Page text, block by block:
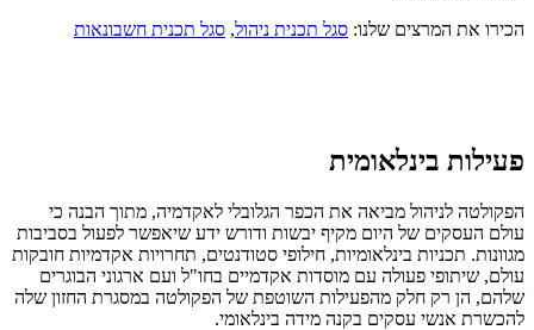
הכירו את המרצים שלנו: סגל תכנית ניהול, סגל תכנית חשבונאות
פעילות בינלאומית
הפקולטה לניהול מביאה את הכפר הגלובלי לאקדמיה, מתוך הבנה כי
עולם העסקים של היום מקיף יבשות ודורש ידע שיאפשר לפעול בסביבות
מגוונות. תכניות בינלאומיות, חילופי סטודנטים, תחרויות אקדמיות חובקות
עולם, שיתופי פעולה עם מוסדות אקדמיים בחו"ל ועם ארגוני הבוגרים
שלהם, הן רק חלק מהפעילות השוטפת של הפקולטה במסגרת החזון שלה
להכשרת אנשי עסקים בקנה מידה בינלאומי.